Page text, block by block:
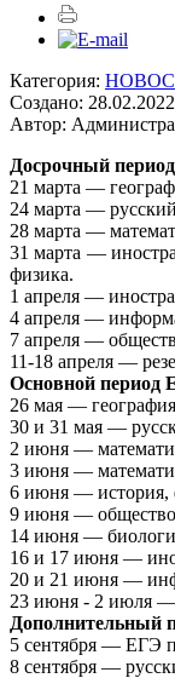
Категория:
Создано: 28.02.2022
Автор:
Досрочный
21 марта —
24 марта —
28 марта —
31 марта —
физика.
1 апреля —
4 апреля —
7 апреля —
11-18 апреля —
Основной период
26 мая —
30 и 31 мая —
2 июня —
3 июня —
6 июня — история,
9 июня —
14 июня —
16 и 17 июня —
20 и 21 июня —
23 июня - 2 июля —
Дополнительный
5 сентября — ЕГЭ
8 сентября —